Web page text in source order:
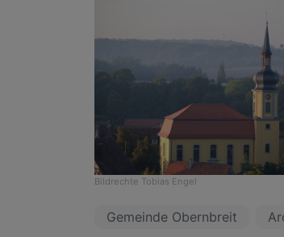
Bildrechte Tobias Engel
Gemeinde Obernbreit